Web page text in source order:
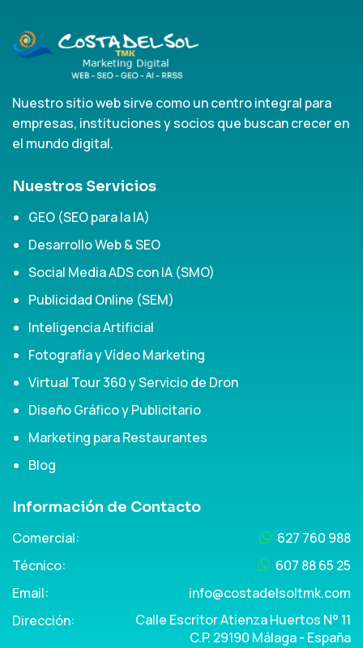
Nuestro sitio web sirve como un centro integral para
empresas, instituciones y socios que buscan crecer en
el mundo digital.
Nuestros Servicios
GEO (SEO para la IA)
Desarrollo Web & SEO
Social Media ADS con IA (SMO)
Publicidad Online (SEM)
Inteligencia Artificial
Fotografía y Vídeo Marketing
Virtual Tour 360 y Servicio de Dron
Diseño Gráfico y Publicitario
Marketing para Restaurantes
Blog
Información de Contacto
Comercial:
627 760 988
Técnico:
607 88 65 25
Email:
info@costadelsoltmk.com
Dirección:
Calle Escritor Atienza Huertos N° 11
C.P. 29190 Málaga - España